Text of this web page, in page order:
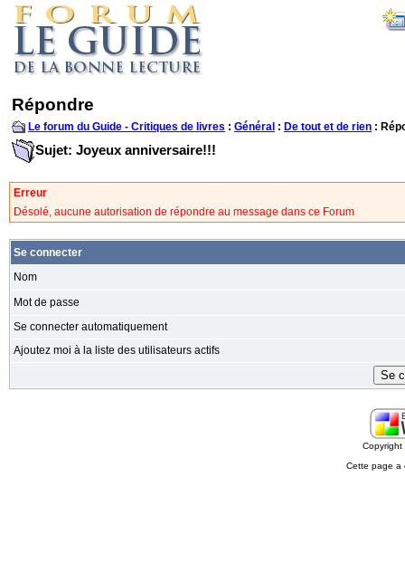
Répondre
Le forum du Guide - Critiques de livres : Général : De tout et de rien :
Sujet: Joyeux anniversaire!!!
Erreur
Désolé, aucune autorisation de répondre au message dans ce Forum
Se connecter
Nom
Mot de passe
Se connecter automatiquement
Ajoutez moi à la liste des utilisateurs actifs
Cette page a